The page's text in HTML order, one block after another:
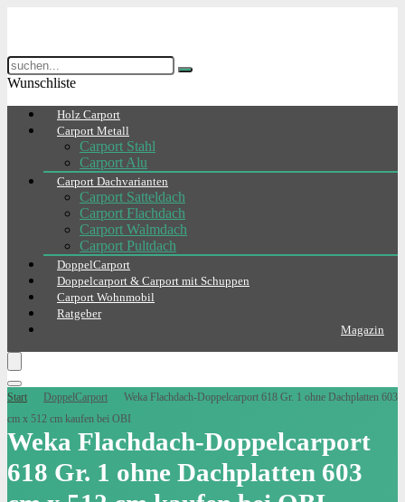
Wunschliste
Holz Carport
Carport Metall
Carport Stahl
Carport Alu
Carport Dachvarianten
Carport Satteldach
Carport Flachdach
Carport Walmdach
Carport Pultdach
DoppelCarport
Doppelcarport & Carport mit Schuppen
Carport Wohnmobil
Ratgeber
Magazin
Start DoppelCarport
Weka Flachdach-Doppelcarport 618 Gr. 1 ohne Dachplatten 603
cm x 512 cm kaufen bei OBI
Weka Flachdach-Doppelcarport
618 Gr. 1 ohne Dachplatten 603